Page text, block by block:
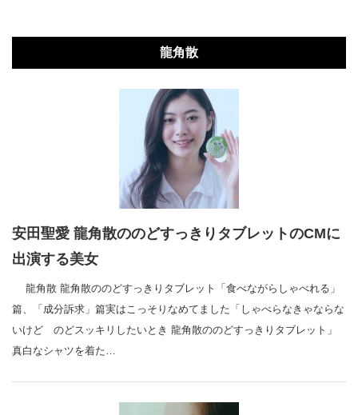
龍角散
安田聖愛 龍角散ののどすっきりタブレットのCMに
出演する美女
龍角散 龍角散ののどすっきりタブレット「食べながらしゃべれる」
篇、「成分訴求」篇実はこっそりなめてました「しゃべらなきゃならな
いけど のどスッキリしたいとき 龍角散ののどすっきりタブレット」
真白なシャツを着た…